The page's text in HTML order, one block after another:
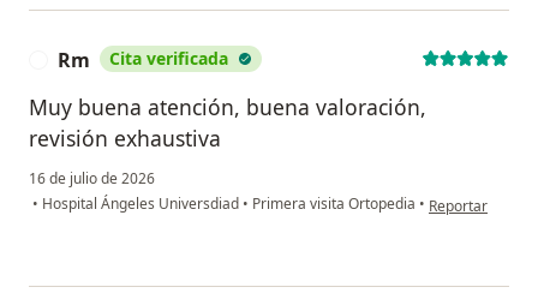
Rm Cita verificada
Muy buena atención, buena valoración,
revisión exhaustiva
16 de julio de 2026
• Hospital Ángeles Universdiad • Primera visita Ortopedia • en opinión del
Reportar